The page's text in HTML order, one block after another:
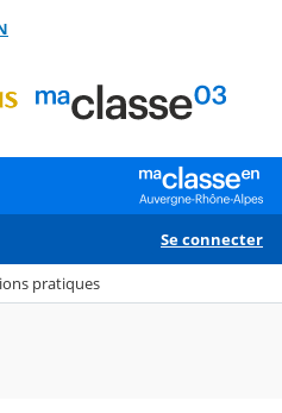
Se connecter
pratiques